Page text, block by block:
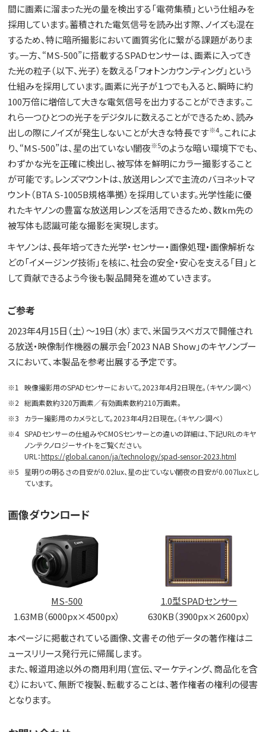
間に画素に溜まった光の量を検出する「電荷集積」という仕組みを
採用しています。蓄積された電気信号を読み出す際、ノイズも混在
するため、特に暗所撮影において画質劣化に繋がる課題がありま
す。一方、“MS-500”に搭載するSPADセンサーは、画素に入ってき
た光の粒子（以下、光子）を数える「フォトンカウンティング」という
仕組みを採用しています。画素に光子が１つでも入ると、瞬時に約
100万倍に増倍して大きな電気信号を出力することができます。こ
れら一つひとつの光子をデジタルに数えることができるため、読み
出しの際にノイズが発生しないことが大きな特長です※4。これによ
り、“MS-500”は、星の出ていない闇夜※5のような暗い環境下でも、
わずかな光を正確に検出し、被写体を鮮明にカラー撮影すること
が可能です。レンズマウントは、放送用レンズで主流のバヨネットマ
ウント（BTA S-1005B規格準拠）を採用しています。光学性能に優
れたキヤノンの豊富な放送用レンズを活用できるため、数km先の
被写体も認識可能な撮影を実現します。
キヤノンは、長年培ってきた光学・センサー・画像処理・画像解析な
どの「イメージング技術」を核に、社会の安全・安心を支える「目」と
して貢献できるよう今後も製品開発を進めていきます。
ご参考
2023年4月15日（土）～19日（水）まで、米国ラスベガスで開催され
る放送・映像制作機器の展示会「2023 NAB Show」のキヤノンブー
スにおいて、本製品を参考出展する予定です。
※1
映像撮影用のSPADセンサーにおいて。2023年4月2日現在。（キヤノン調べ）
※2 総画素数約320万画素／有効画素数約210万画素。
※3
カラー撮影用のカメラとして。2023年4月2日現在。（キヤノン調べ）
※4 SPADセンサーの仕組みやCMOSセンサーとの違いの詳細は、下記URLのキヤ
ノンテクノロジーサイトをご覧ください。
URL：https://global.canon/ja/technology/spad-sensor-2023.html
※5
星明りの明るさの目安が0.02lux、星の出ていない闇夜の目安が0.007luxとし
ています。
画像ダウンロード
MS-500
1.63MB（6000px×4500px）
1.0型SPADセンサー
630KB（3900px×2600px）
本ページに掲載されている画像、文書その他データの著作権はニ
ュースリリース発行元に帰属します。
また、報道用途以外の商用利用（宣伝、マーケティング、商品化を含
む）において、無断で複製、転載することは、著作権者の権利の侵害
となります。